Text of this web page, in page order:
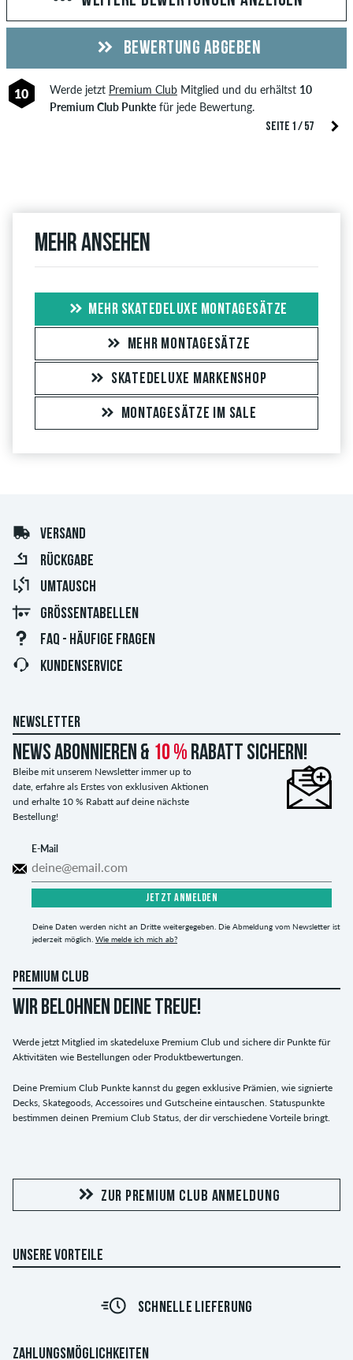
SEITE 1 / 57
BEWERTUNG ABGEBEN
10 Werde jetzt Premium ClubMitglied und du erhältst 10
Premium Club Punktefür jede Bewertung.
Mehr ansehen
MEHR SKATEDELUXE MONTAGESÄTZE
MEHR MONTAGESÄTZE
SKATEDELUXE MARKENSHOP
MONTAGESÄTZE IM SALE
VERSAND
RÜCKGABE
UMTAUSCH
GRÖSSENTABELLEN
FAQ - HÄUFIGE FRAGEN
KUNDENSERVICE
NEWSLETTER
News abonnieren & 10 % Rabatt sichern!
Bleibe mit unserem Newsletter immer up to
date, erfahre als Erstes von exklusiven Aktionen
und erhalte 10 % Rabatt auf deine nächste
Bestellung!
E-Mail
JETZT ANMELDEN
Deine Daten werden nicht an Dritte weitergegeben. Die Abmeldung vom Newsletter ist
jederzeit möglich. Wie melde ich mich ab?
PREMIUM CLUB
WIR BELOHNEN DEINE TREUE!
Werde jetzt Mitglied im skatedeluxe Premium Club und sichere dir Punkte für
Aktivitäten wie Bestellungen oder Produktbewertungen.
Deine Premium Club Punkte kannst du gegen exklusive Prämien, wie signierte
Decks, Skategoods, Accessoires und Gutscheine eintauschen. Statuspunkte
bestimmen deinen Premium Club Status, der dir verschiedene Vorteile bringt.
ZUR PREMIUM CLUB ANMELDUNG
UNSERE VORTEILE
SCHNELLE LIEFERUNG
ZAHLUNGSMÖGLICHKEITEN